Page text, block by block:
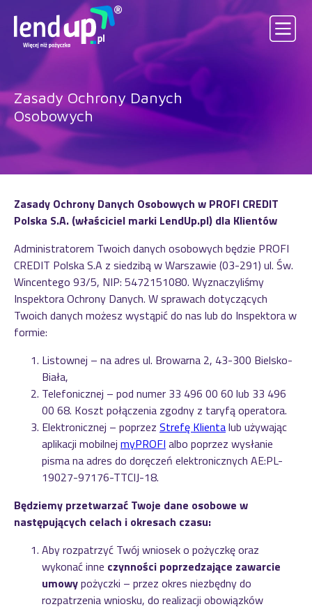
Zasady Ochrony Danych
Osobowych
Zasady Ochrony Danych Osobowych w PROFI CREDIT
Polska S.A. (właściciel marki LendUp.pl) dla Klientów
Administratorem Twoich danych osobowych będzie PROFI
CREDIT Polska S.A z siedzibą w Warszawie (03-291) ul. Św.
Wincentego 93/5, NIP: 5472151080. Wyznaczyliśmy
Inspektora Ochrony Danych. W sprawach dotyczących
Twoich danych możesz wystąpić do nas lub do Inspektora w
formie:
Listownej – na adres ul. Browarna 2, 43-300 Bielsko-
Biała,
Telefonicznej – pod numer 33 496 00 60 lub 33 496
00 68. Koszt połączenia zgodny z taryfą operatora.
Elektronicznej – poprzez Strefę Klientalub używając
aplikacji mobilnej myPROFI albo poprzez wysłanie
pisma na adres do doręczeń elektronicznych AE:PL-
19027-97176-TTCIJ-18.
Będziemy przetwarzać Twoje dane osobowe w
następujących celach i okresach czasu:
Aby rozpatrzyć Twój wniosek o pożyczkę oraz
wykonać inne czynności poprzedzające zawarcie
umowypożyczki – przez okres niezbędny do
rozpatrzenia wniosku, do realizacji obowiązków